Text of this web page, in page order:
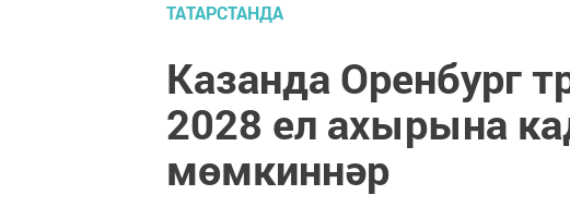
ТАТАРСТАНДА
Казанда Оренбург
2028 ел ахырына
мөмкиннәр